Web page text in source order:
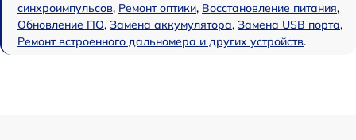
синхроимпульсов, Ремонт оптики, Восстановление питания,
Обновление ПО, Замена аккумулятора, Замена USB порта,
Ремонт встроенного дальномера и других устройств.